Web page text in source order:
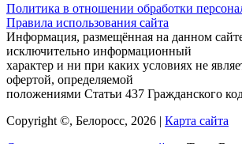
Политика в отношении обработки
Правила использования сайта
Информация, размещённая на данном
исключительно информационный
характер и ни при каких условиях не
офертой, определяемой
положениями Статьи 437 Гражданского
Copyright ©, Белоросс, 2026 | Карта сайта